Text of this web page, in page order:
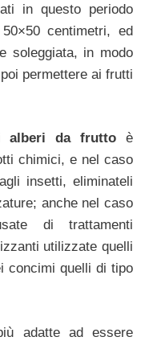
in questo periodo
centimetri, ed
soleggiata, in modo
permettere ai frutti
alberi da frutto è
chimici, e nel caso
insetti, eliminateli
anche nel caso
di trattamenti
utilizzate quelli
concimi quelli di tipo
adatte ad essere